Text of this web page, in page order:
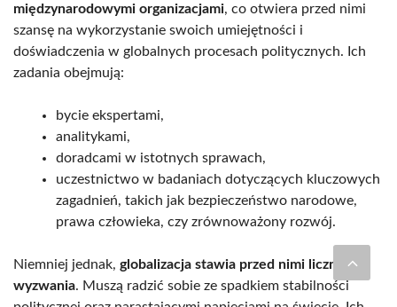
międzynarodowymi organizacjami, co otwiera przed nimi
szansę na wykorzystanie swoich umiejętności i
doświadczenia w globalnych procesach politycznych. Ich
zadania obejmują:
bycie ekspertami,
analitykami,
doradcami w istotnych sprawach,
uczestnictwo w badaniach dotyczących kluczowych
zagadnień, takich jak bezpieczeństwo narodowe,
prawa człowieka, czy zrównoważony rozwój.
Niemniej jednak, globalizacja stawia przed nimi liczne
wyzwania. Muszą radzić sobie ze spadkiem stabilności